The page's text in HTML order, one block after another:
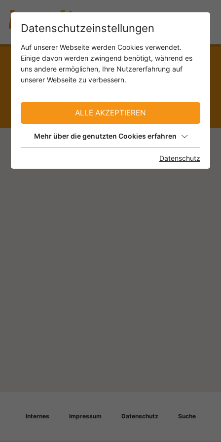
Internes Impressum Datenschutz Suche
Datenschutzeinstellungen
Auf unserer Webseite werden Cookies verwendet.
Einige davon werden zwingend benötigt, während es
uns andere ermöglichen, Ihre Nutzererfahrung auf
unserer Webseite zu verbessern.
ALLE AKZEPTIEREN
Mehr über die genutzten Cookies erfahren
Datenschutz